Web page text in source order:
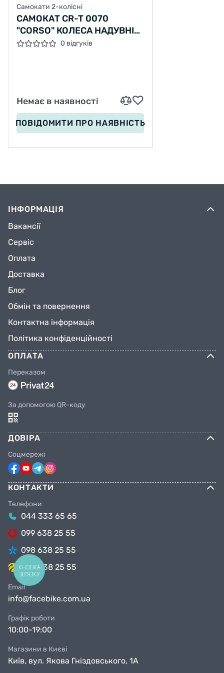
Самокати 2-колісні
САМОКАТ CR-T 0070
"CORSO" КОЛЕСА НАДУВНІ
12", РУЧНЕ ПЕРЕДНЄ
0 відгуків
Немає в наявності
ПОВІДОМИТИ ПРО НАЯВНІСТЬ
ІНФОРМАЦІЯ
Вакансії
Сервіс
Оплата
Доставка
Блог
Обмін та повернення
Контактна інформація
Політика конфіденційності
ОПЛАТА
Переказом
За допомогою QR-коду
ДОВІРА
Соцмережі
КОНТАКТИ
Телефони
044 333 65 65
099 638 25 55
098 638 25 55
063 638 25 55
Email
info@facebike.com.ua
Графік роботи
10:00-19:00
Магазини в Києві
Київ, вул. Якова Гніздовського, 1А
КНОПКА
ЗВ'ЯЗКУ